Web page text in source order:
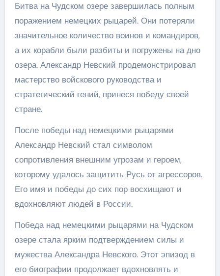
Битва на Чудском озере завершилась полным
поражением немецких рыцарей. Они потеряли
значительное количество воинов и командиров,
а их корабли были разбиты и погружены на дно
озера. Александр Невский продемонстрировал
мастерство войскового руководства и
стратегический гений, принеся победу своей
стране.
После победы над немецкими рыцарями
Александр Невский стал символом
сопротивления внешним угрозам и героем,
которому удалось защитить Русь от агрессоров.
Его имя и победы до сих пор восхищают и
вдохновляют людей в России.
Победа над немецкими рыцарями на Чудском
озере стала ярким подтверждением силы и
мужества Александра Невского. Этот эпизод в
его биографии продолжает вдохновлять и